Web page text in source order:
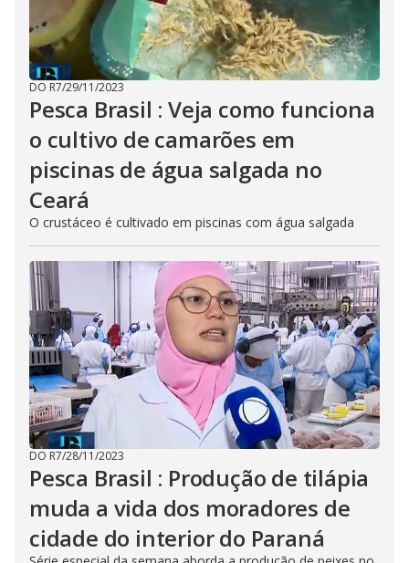
DO R7/29/11/2023
Pesca Brasil : Veja como funciona
o cultivo de camarões em
piscinas de água salgada no
Ceará
O crustáceo é cultivado em piscinas com água salgada
DO R7/28/11/2023
Pesca Brasil : Produção de tilápia
muda a vida dos moradores de
cidade do interior do Paraná